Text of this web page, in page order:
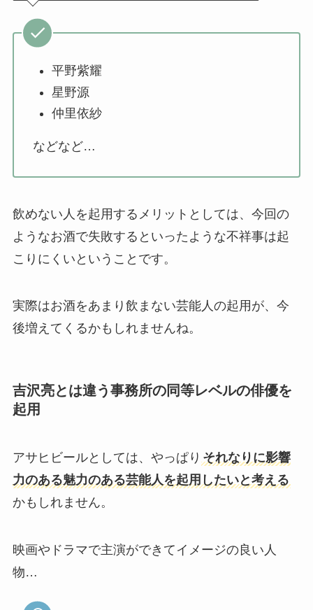
平野紫耀
星野源
仲里依紗
などなど…
飲めない人を起用するメリットとしては、今回の
ようなお酒で失敗するといったような不祥事は起
こりにくいということです。
実際はお酒をあまり飲まない芸能人の起用が、今
後増えてくるかもしれませんね。
吉沢亮とは違う事務所の同等レベルの俳優を
起用
アサヒビールとしては、やっぱり それなりに影響
力のある魅力のある芸能人を起用したいと考える
かもしれません。
映画やドラマで主演ができてイメージの良い人
物…